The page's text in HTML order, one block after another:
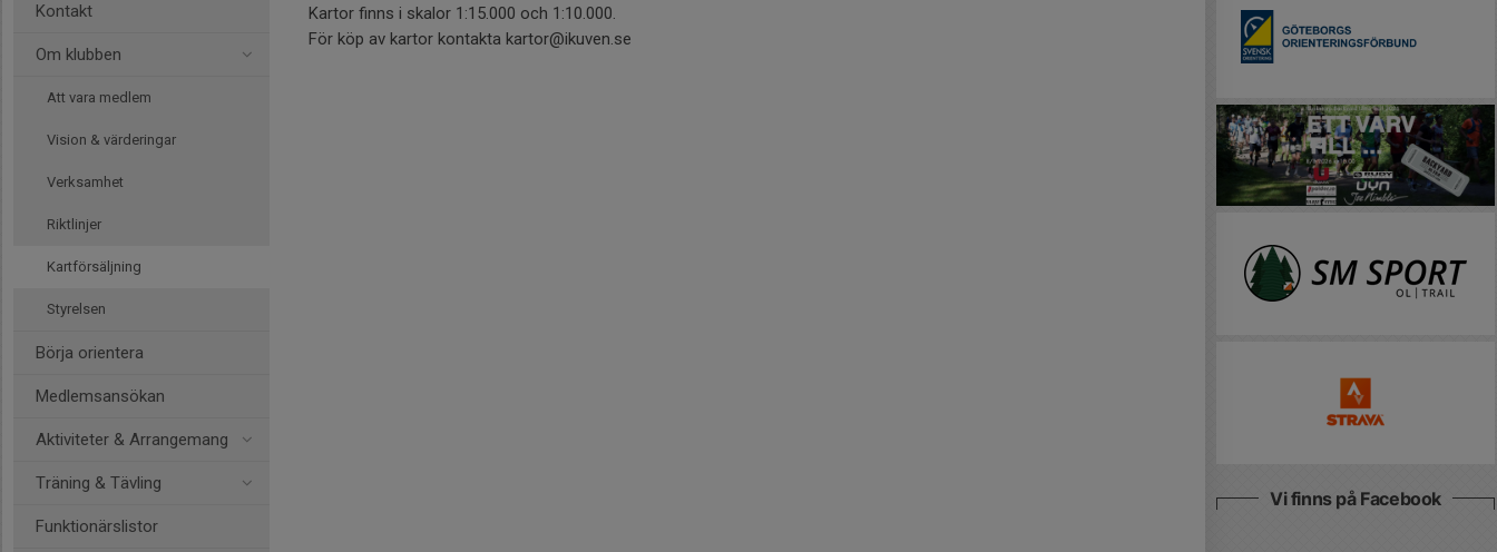
Kontakt
Om klubben
Att vara medlem
Vision & värderingar
Verksamhet
Riktlinjer
Kartförsäljning
Styrelsen
Börja orientera
Medlemsansökan
Aktiviteter & Arrangemang
Träning & Tävling
Funktionärslistor
Kartor finns i skalor 1:15.000 och 1:10.000.
För köp av kartor kontakta kartor@ikuven.se
Vi finns på Facebook